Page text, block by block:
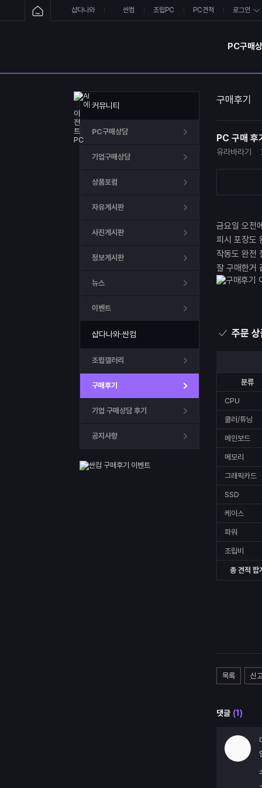
샵다나와 싼컴 조립PC PC견적 로그인
PC구매
커뮤니티
PC구매상담
기업구매상담
상품포럼
자유게시판
사진게시판
정보게시판
뉴스
이벤트
샵다나와·싼컴
조립갤러리
구매후기
기업 구매상담 후기
공지사항
구매후기
PC 구매 후
유라바라기
금요일 오전
피시 포장도
작동도 완전
잘 구매한거
주문
분류
CPU
쿨러/튜닝
메인보드
메모리
그래픽카드
SSD
케이스
파워
조립비
총 견적 합
목록 신
댓글 (1 )